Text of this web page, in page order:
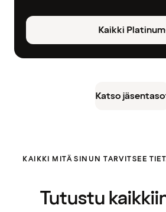
Kaikki
Katso
KAIKKI MITÄ SINUN TARVITSEE
Tutustu